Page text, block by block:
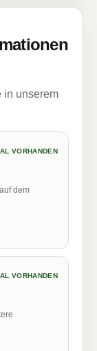
in unserem
VORHANDEN
dem
VORHANDEN